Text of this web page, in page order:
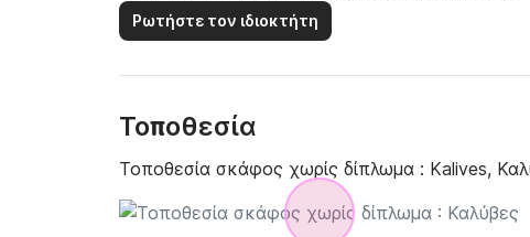
Ρωτήστε τον ιδιοκτήτη
Τοποθεσία
Τοποθεσία σκάφος χωρίς δίπλωμα : Kalives,